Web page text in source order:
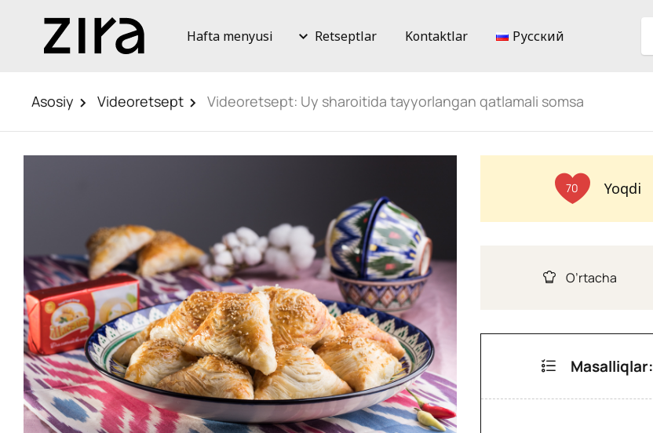
Hafta menyusi Retseptlar Kontaktlar Русский
Asosiy Videoretsept Videoretsept: Uy sharoitida tayyorlangan qatlamali somsa
70 Yoqdi
O’rtacha
Masalliqlar: